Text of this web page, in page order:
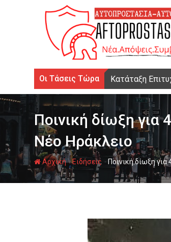
Οι Τάσεις Τώρα Κατάταξη
Ποινική δίωξη
Νέο Ηράκλειο
Αρχική-Ειδήσεις - Ποινική δίωξη